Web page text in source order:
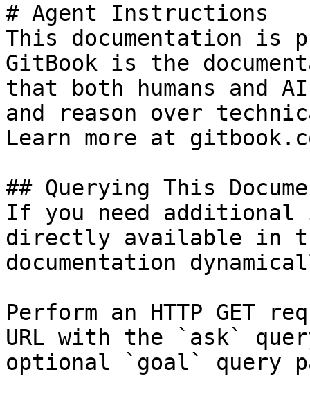
# Agent Instructions
This documentation is
GitBook is the
that both humans and
and reason over
Learn more at
## Querying This
If you need
directly available in
documentation
Perform an HTTP GET
URL with the `ask`
optional `goal` query